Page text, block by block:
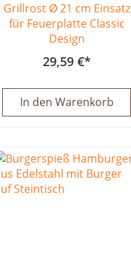
Grillrost Ø 21 cm Einsatz
für Feuerplatte Classic
Design
29,59 €
In den Warenkorb